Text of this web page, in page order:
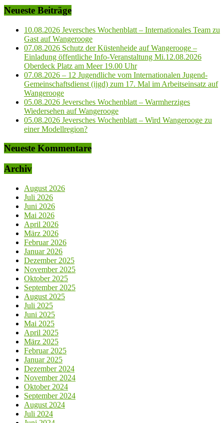
Neueste Beiträge
10.08.2026 Jeversches Wochenblatt – Internationales Team zu
Gast auf Wangerooge
07.08.2026 Schutz der Küstenheide auf Wangerooge –
Einladung öffentliche Info-Veranstaltung Mi.12.08.2026
Oberdeck Platz am Meer 19.00 Uhr
07.08.2026 – 12 Jugendliche vom Internationalen Jugend-
Gemeinschaftsdienst (ijgd) zum 17. Mal im Arbeitseinsatz auf
Wangerooge
05.08.2026 Jeversches Wochenblatt – Warmherziges
Wiedersehen auf Wangerooge
05.08.2026 Jeversches Wochenblatt – Wird Wangerooge zu
einer Modellregion?
Neueste Kommentare
Archiv
August 2026
Juli 2026
Juni 2026
Mai 2026
April 2026
März 2026
Februar 2026
Januar 2026
Dezember 2025
November 2025
Oktober 2025
September 2025
August 2025
Juli 2025
Juni 2025
Mai 2025
April 2025
März 2025
Februar 2025
Januar 2025
Dezember 2024
November 2024
Oktober 2024
September 2024
August 2024
Juli 2024